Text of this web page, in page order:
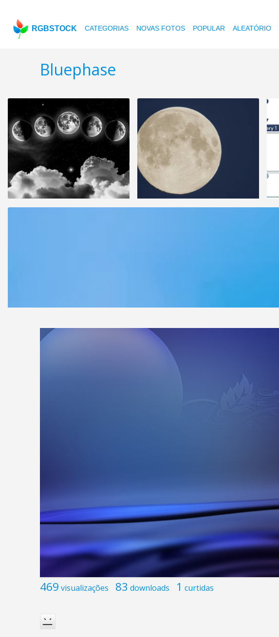
RGBSTOCK CATEGORIAS NOVAS FOTOS POPULAR ALEATÓRIO
Bluephase
469 visualizações 83 downloads 1 curtidas